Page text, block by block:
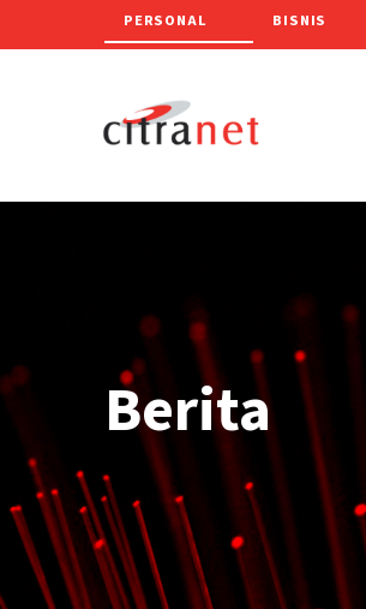
PERSONAL BISNIS
Berita